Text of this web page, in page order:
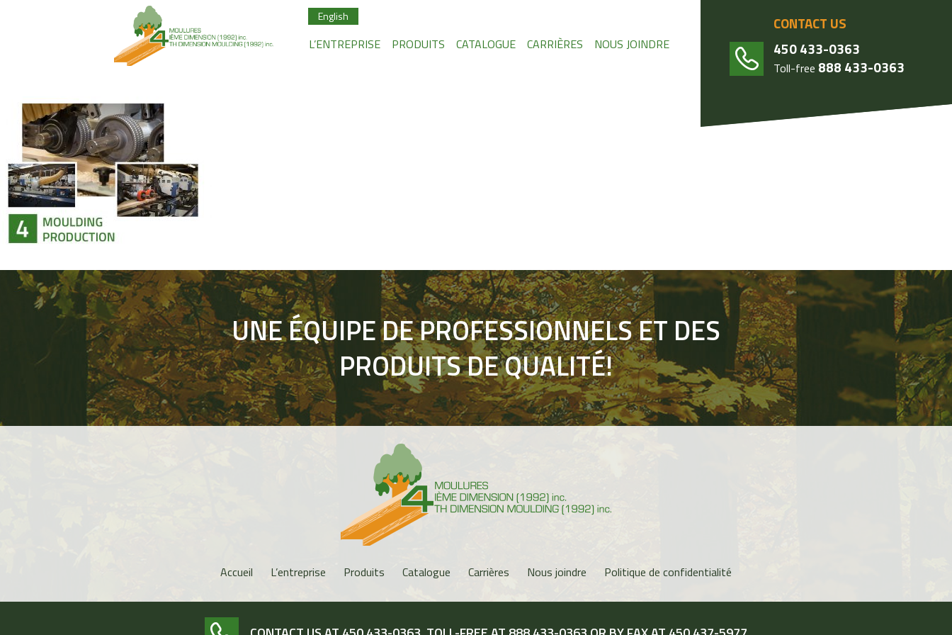
English
CONTACT US
450 433-0363
Toll-free 888 433-0363
L’ENTREPRISE PRODUITS CATALOGUE CARRIÈRES NOUS JOINDRE
UNE ÉQUIPE DE PROFESSIONNELS ET DES
PRODUITS DE QUALITÉ!
Accueil L’entreprise Produits Catalogue Carrières Nous joindre Politique de confidentialité